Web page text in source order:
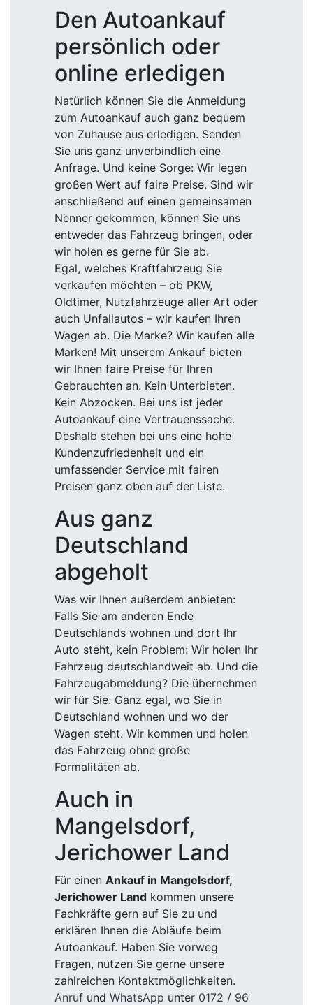
Den Autoankauf
persönlich oder
online erledigen
Natürlich können Sie die Anmeldung
zum Autoankauf auch ganz bequem
von Zuhause aus erledigen. Senden
Sie uns ganz unverbindlich eine
Anfrage. Und keine Sorge: Wir legen
großen Wert auf faire Preise. Sind wir
anschließend auf einen gemeinsamen
Nenner gekommen, können Sie uns
entweder das Fahrzeug bringen, oder
wir holen es gerne für Sie ab.
Egal, welches Kraftfahrzeug Sie
verkaufen möchten – ob PKW,
Oldtimer, Nutzfahrzeuge aller Art oder
auch Unfallautos – wir kaufen Ihren
Wagen ab. Die Marke? Wir kaufen alle
Marken! Mit unserem Ankauf bieten
wir Ihnen faire Preise für Ihren
Gebrauchten an. Kein Unterbieten.
Kein Abzocken. Bei uns ist jeder
Autoankauf eine Vertrauenssache.
Deshalb stehen bei uns eine hohe
Kundenzufriedenheit und ein
umfassender Service mit fairen
Preisen ganz oben auf der Liste.
Aus ganz
Deutschland
abgeholt
Was wir Ihnen außerdem anbieten:
Falls Sie am anderen Ende
Deutschlands wohnen und dort Ihr
Auto steht, kein Problem: Wir holen Ihr
Fahrzeug deutschlandweit ab. Und die
Fahrzeugabmeldung? Die übernehmen
wir für Sie. Ganz egal, wo Sie in
Deutschland wohnen und wo der
Wagen steht. Wir kommen und holen
das Fahrzeug ohne große
Formalitäten ab.
Auch in
Mangelsdorf,
Jerichower Land
Für einen Ankauf in Mangelsdorf,
Jerichower Land kommen unsere
Fachkräfte gern auf Sie zu und
erklären Ihnen die Abläufe beim
Autoankauf. Haben Sie vorweg
Fragen, nutzen Sie gerne unsere
zahlreichen Kontaktmöglichkeiten.
Anruf und WhatsApp unter 0172 / 96